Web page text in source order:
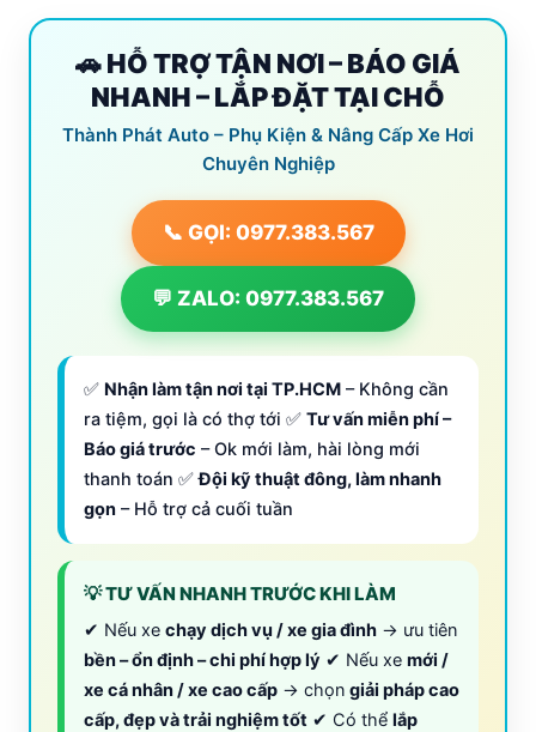
🚗 HỖ TRỢ TẬN NƠI – BÁO GIÁ
NHANH – LẮP ĐẶT TẠI CHỖ
Thành Phát Auto – Phụ Kiện & Nâng Cấp Xe Hơi
Chuyên Nghiệp
📞 GỌI: 0977.383.567
💬 ZALO: 0977.383.567
✅ Nhận làm tận nơi tại TP.HCM – Không cần
ra tiệm, gọi là có thợ tới ✅ Tư vấn miễn phí –
Báo giá trước – Ok mới làm, hài lòng mới
thanh toán ✅Đội kỹ thuật đông, làm nhanh
gọn – Hỗ trợ cả cuối tuần
💡 TƯ VẤN NHANH TRƯỚC KHI LÀM
✔ Nếu xe chạy dịch vụ / xe gia đình → ưu tiên
bền – ổn định – chi phí hợp lý ✔ Nếu xe mới /
xe cá nhân / xe cao cấp → chọn giải pháp cao
cấp, đẹp và trải nghiệm tốt ✔ Có thể lắp